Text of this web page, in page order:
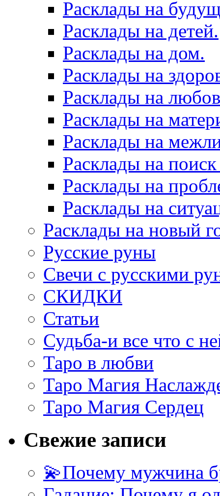
Расклады на
Расклады на детей.
Расклады на дом.
Расклады на
Расклады на
Расклады на
Расклады на
Расклады на
Расклады на
Расклады на
Расклады на новый
Русские руны
Свечи с русскими
СКИДКИ
Статьи
Судьба-и все что с
Таро в любви
Таро Магия
Таро Магия Сердец
Свежие записи
💫Почему мужчина